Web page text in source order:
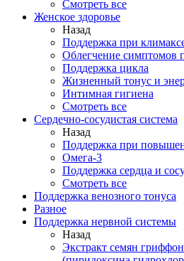
Смотреть все
Женское здоровье
Назад
Поддержка при
Облегчение
Поддержка цикла
Жизненный тонус и
Интимная гигиена
Смотреть все
Сердечно-сосудистая система
Назад
Поддержка при
Омега-3
Поддержка сердца и
Смотреть все
Поддержка венозного тонуса
Разное
Поддержка нервной системы
Назад
Экстракт семян